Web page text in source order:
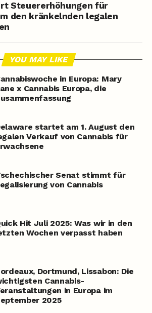
Steuererhöhungen für
den kränkelnden legalen
YOU MAY LIKE
in Europa: Mary
x Cannabis Europa, die
startet am 1. August den
Verkauf von Cannabis für
Senat stimmt für
von Cannabis
Hit Juli 2025: Was wir in den
Wochen verpasst haben
Dortmund, Lissabon: Die
Cannabis-
in Europa im
2025